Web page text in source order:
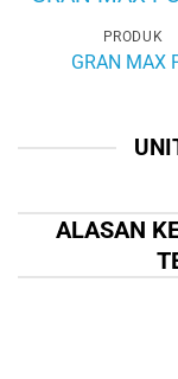
PRODUK
GRAN MAX
ALASAN